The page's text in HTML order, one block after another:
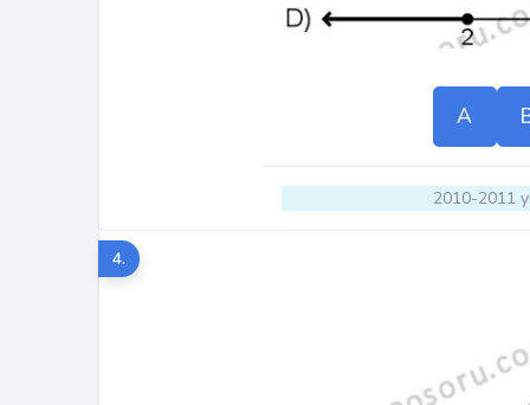
A
2010-2011
4.